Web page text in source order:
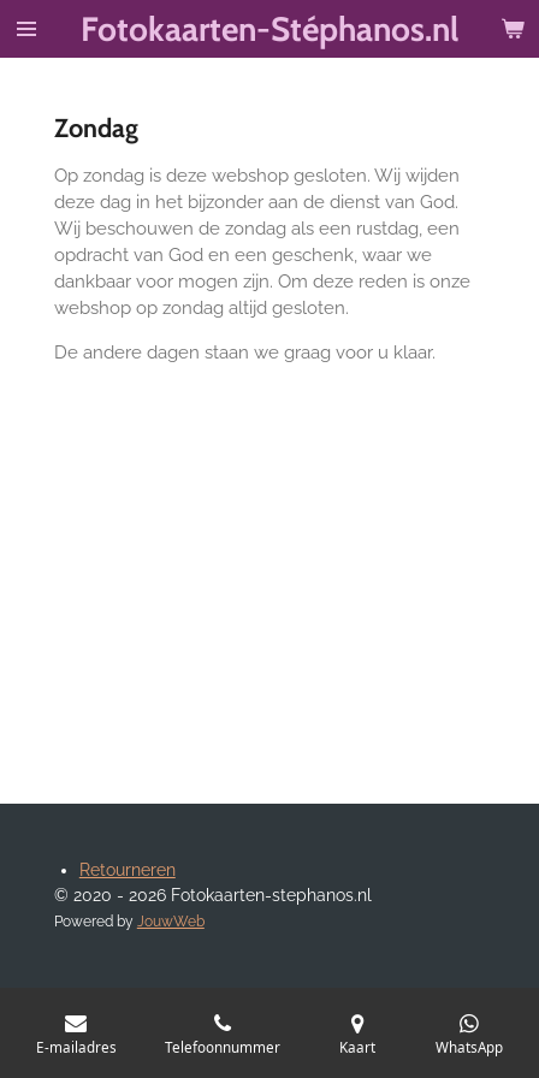
Ga
hoofdinhoud
Fotokaarten-Stéphanos.nl
Zondag
Op zondag is deze webshop gesloten. Wij wijden
deze dag in het bijzonder aan de dienst van God.
Wij beschouwen de zondag als een rustdag, een
opdracht van God en een geschenk, waar we
dankbaar voor mogen zijn. Om deze reden is onze
webshop op zondag altijd gesloten.
De andere dagen staan we graag voor u klaar.
Retourneren
© 2020 - 2026 Fotokaarten-stephanos.nl
Powered by JouwWeb
E-mailadres Telefoonnummer Kaart WhatsApp